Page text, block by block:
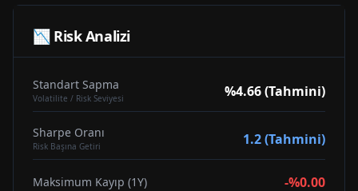
📉 Risk Analizi
Standart Sapma
Volatilite / Risk Seviyesi %4.66 (Tahmini)
Sharpe Oranı
Risk Başına Getiri 1.2 (Tahmini)
Maksimum Kayıp (1Y) -%0.00